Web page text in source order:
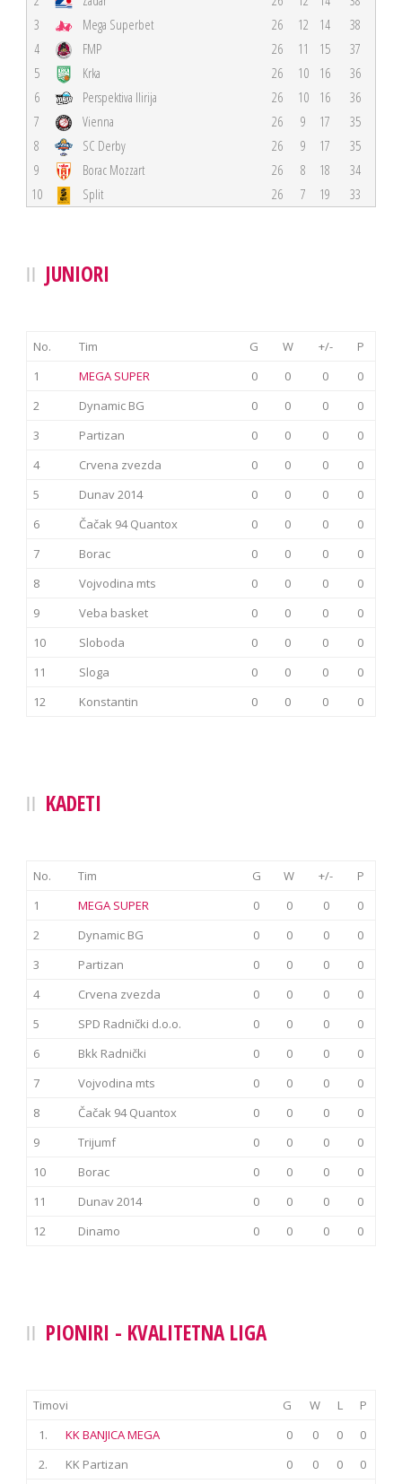
3
Mega Superbet 26 12 14
38
4
FMP 26 11 15
37
5
Krka 26 10 16
36
6
Perspektiva Ilirija 26 10 16
36
7
Vienna 26 9 17
35
8
SC Derby 26 9 17
35
9
Borac Mozzart 26 8 18
34
10
Split 26 7 19 33
JUNIORI
No. Tim G W +/-
P
1
MEGA SUPER 0 0 0
0
2
Dynamic BG 0 0 0
0
3
Partizan 0 0 0
0
4
Crvena zvezda 0 0 0
0
5
Dunav 2014 0 0 0
0
6
Čačak 94 Quantox 0 0 0
0
7
Borac 0 0 0
0
8
Vojvodina mts 0 0 0
0
9
Veba basket 0 0 0
0
10
Sloboda 0 0 0
0
11
Sloga 0 0 0
0
12
Konstantin 0 0 0 0
KADETI
No. Tim G W +/-
P
1
MEGA SUPER 0 0 0
0
2
Dynamic BG 0 0 0
0
3
Partizan 0 0 0
0
4
Crvena zvezda 0 0 0
0
5
SPD Radnički d.o.o. 0 0 0
0
6
Bkk Radnički 0 0 0
0
7
Vojvodina mts 0 0 0
0
8
Čačak 94 Quantox 0 0 0
0
9
Trijumf 0 0 0
0
10
Borac 0 0 0
0
11
Dunav 2014 0 0 0
0
12
Dinamo 0 0 0 0
PIONIRI - KVALITETNA LIGA
Timovi G W L
P
1.
KK BANJICA MEGA 0 0 0
0
2.
KK Partizan 0 0 0
0